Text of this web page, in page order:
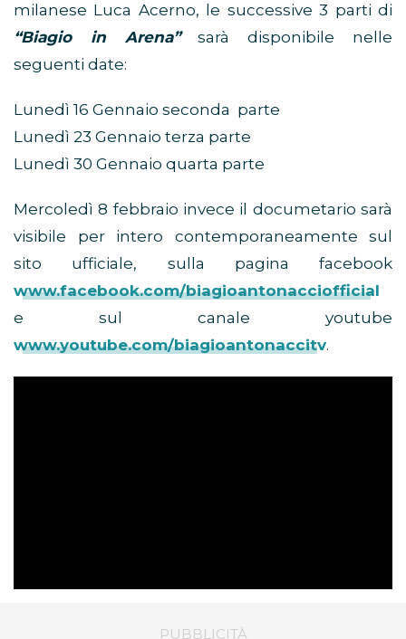
milanese Luca Acerno, le successive 3 parti di
“Biagio in Arena”sarà disponibile nelle
seguenti date:
Lunedì 16 Gennaio seconda parte
Lunedì 23 Gennaio terza parte
Lunedì 30 Gennaio quarta parte
Mercoledì 8 febbraio invece il documetario sarà
visibile per intero contemporaneamente sul
sito ufficiale, sulla pagina facebook
www.facebook.com/biagioantonacciofficial
e sul canale youtube
www.youtube.com/biagioantonaccitv.